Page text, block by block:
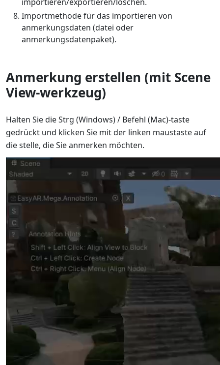
Importmethode für das importieren von
anmerkungsdaten (datei oder
anmerkungsdatenpaket).
Anmerkung erstellen (mit Scene
View-werkzeug)
Halten Sie die Strg (Windows) / Befehl (Mac)-taste
gedrückt und klicken Sie mit der linken maustaste auf
die stelle, die Sie anmerken möchten.